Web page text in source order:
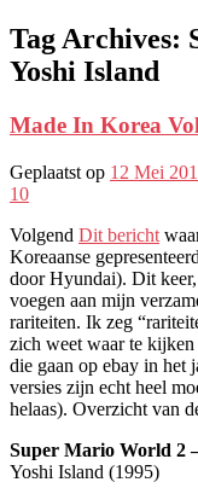
Tag Archives:
Yoshi Island
Made In Korea
Geplaatst op 12 Mei
10
Volgend Dit bericht
Koreaanse
door Hyundai). Dit
voegen aan mijn
rariteiten. Ik zeg
zich weet waar te kijken
die gaan op ebay in het
versies zijn echt heel
helaas). Overzicht van
Super Mario World 2
Yoshi Island (1995)